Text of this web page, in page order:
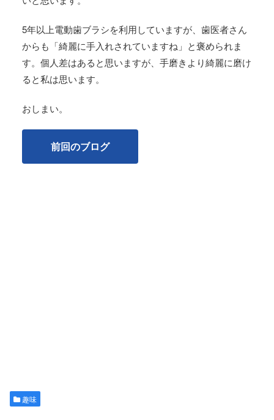
5年以上電動歯ブラシを利用していますが、歯医者さん
からも「綺麗に手入れされていますね」と褒められま
す。個人差はあると思いますが、手磨きより綺麗に磨け
ると私は思います。
おしまい。
前回のブログ
趣味